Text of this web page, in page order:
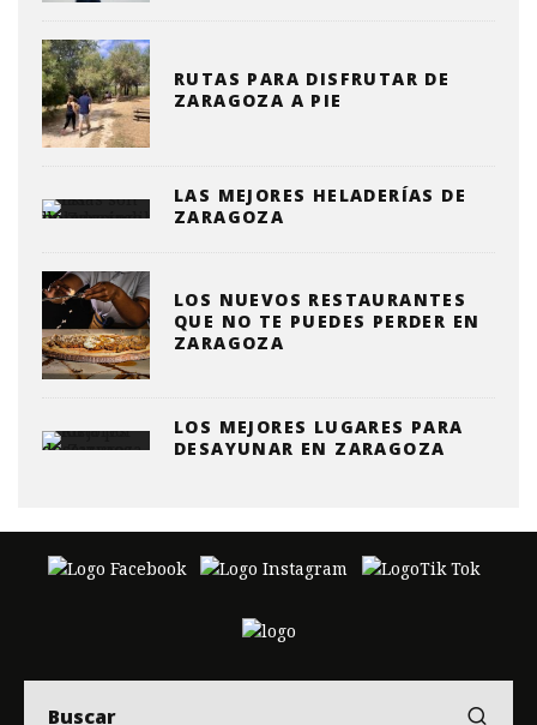
RUTAS PARA DISFRUTAR DE
ZARAGOZA A PIE
LAS MEJORES HELADERÍAS DE
ZARAGOZA
LOS NUEVOS RESTAURANTES
QUE NO TE PUEDES PERDER EN
ZARAGOZA
LOS MEJORES LUGARES PARA
DESAYUNAR EN ZARAGOZA